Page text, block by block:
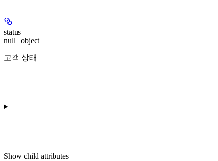
status
null | object
고객 상태
Show child attributes